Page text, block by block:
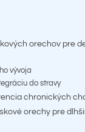
orechov pre
vývoja
do stravy
chronických
orechy pre